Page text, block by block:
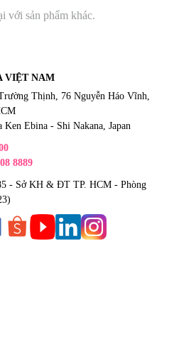
với sản phẩm khác.
VIỆT NAM
Thịnh, 76 Nguyễn Háo Vĩnh,
Ken Ebina - Shi Nakana, Japan
8889
- Sở KH & ĐT TP. HCM - Phòng